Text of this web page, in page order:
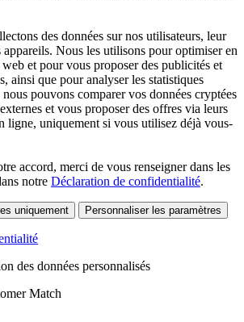
des données sur nos utilisateurs, leur
Nous les utilisons pour optimiser en
et pour vous proposer des publicités et
ainsi que pour analyser les statistiques
pouvons comparer vos données cryptées
et vous proposer des offres via leurs
ligne, uniquement si vous utilisez déjà vous-
accord, merci de vous renseigner dans les
notre Déclaration de confidentialité.
uniquement Personnaliser les paramètres
des données personnalisés
Match